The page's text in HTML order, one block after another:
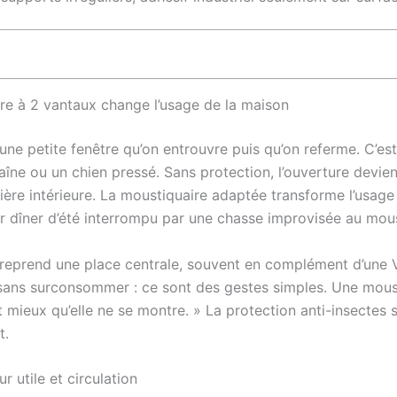
à 2 vantaux change l’usage de la maison
petite fenêtre qu’on entrouvre puis qu’on referme.
ou un chien pressé. Sans protection, l’ouverture
intérieure. La moustiquaire adaptée transforme
dîner d’été interrompu par une chasse improvisée au
une place centrale, souvent en complément
surconsommer : ce sont des gestes simples. Une
qu’elle ne se montre. » La protection anti-insectes
utile et circulation